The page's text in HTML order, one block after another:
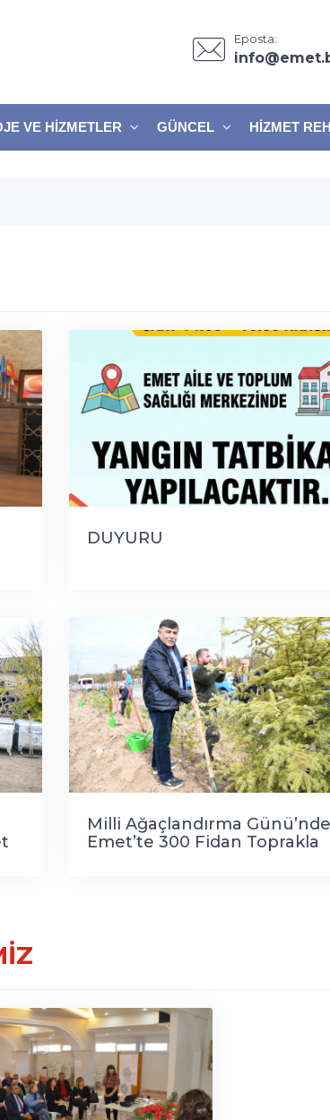
Eposta:
VE HIZMETLER GÜNCEL HIZMET
DUYURU
Milli Ağaçlandırma Günü’nde
Emet’te 300 Fidan Toprakla